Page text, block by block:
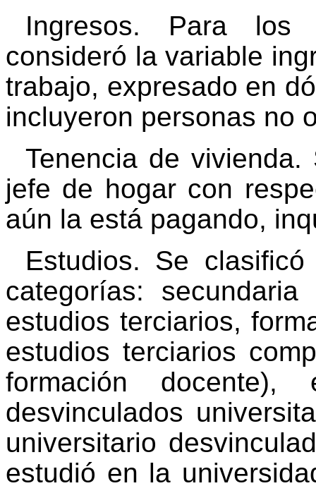
Ingresos. Para los
consideró la variable
trabajo, expresado en
incluyeron personas no
Tenencia de
jefe de hogar con
aún la está pagando,
Estudios. Se
categorías:
estudios terciarios,
estudios terciarios
formación docente),
desvinculados
universitario
estudió en la